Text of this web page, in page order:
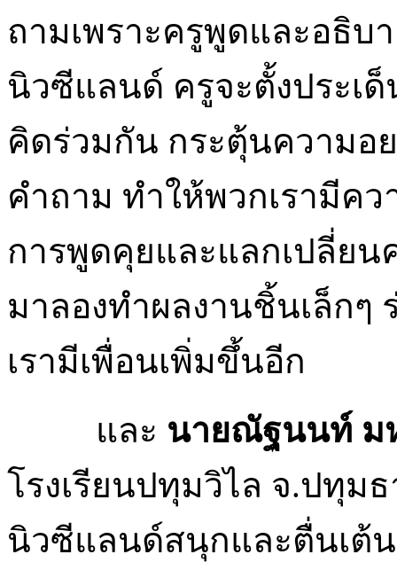
ถามเพราะครูพูดและอธิ
นิวซีแลนด์ ครูจะตั้งประเ
คิดร่วมกัน กระตุ้นความอ
คำถาม ทำให้พวกเรามีค
การพูดคุยและแลกเปลี่ย
มาลองทำผลงานชิ้นเล็กๆ
เรามีเพื่อนเพิ่มขึ้นอีก
และ นายณัฐนนท์
โรงเรียนปทุมวิไล จ.ปทุม
นิวซีแลนด์สนุกและตื่นเต้